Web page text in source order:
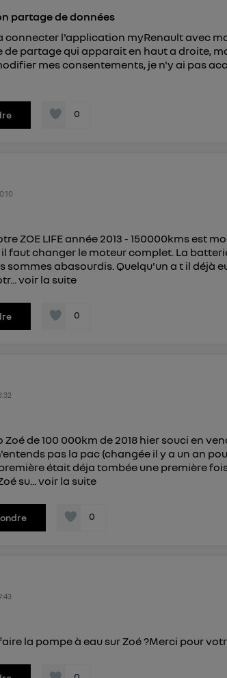
partage de données
connecter l'application myRenault avec
de partage qui apparait en haut a droite,
mes consentements, je n'y ai pas
0
ZOE LIFE année 2013 - 150000kms est
faut changer le moteur complet. La
sommes abasourdis. Quelqu'un a t il déjà
voir la suite
0
de 100 000km de 2018 hier souci en
pas la pac (changée il y a un an
était déja tombée une première
su...voir la suite
0
la pompe à eau sur Zoé ?Merci pour
ayant consentis.
mobile.
retirer ce consentement surle
personnelles d'Utiq